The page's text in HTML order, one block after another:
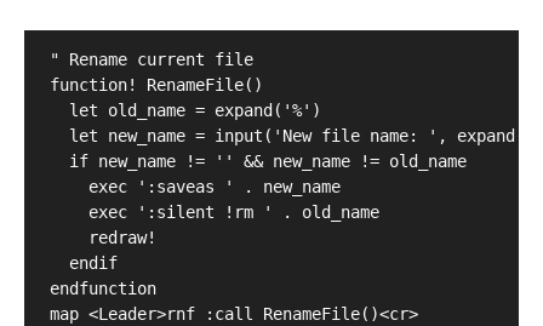
" Rename current file
function! RenameFile()
  let old_name = expand('%')
let new_name = input('New file name: ',
  if new_name != '' && new_name != old_name
    exec ':saveas ' . new_name
    exec ':silent !rm ' . old_name
    redraw!
  endif
endfunction